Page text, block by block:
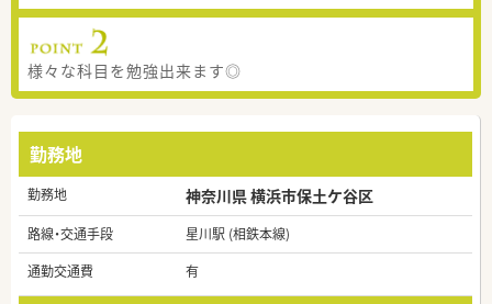
様々な科目を勉強出来ます◎
勤務地
勤務地 神奈川県 横浜市保土ケ谷区
路線・交通手段
星川駅 (相鉄本線)
通勤交通費
有